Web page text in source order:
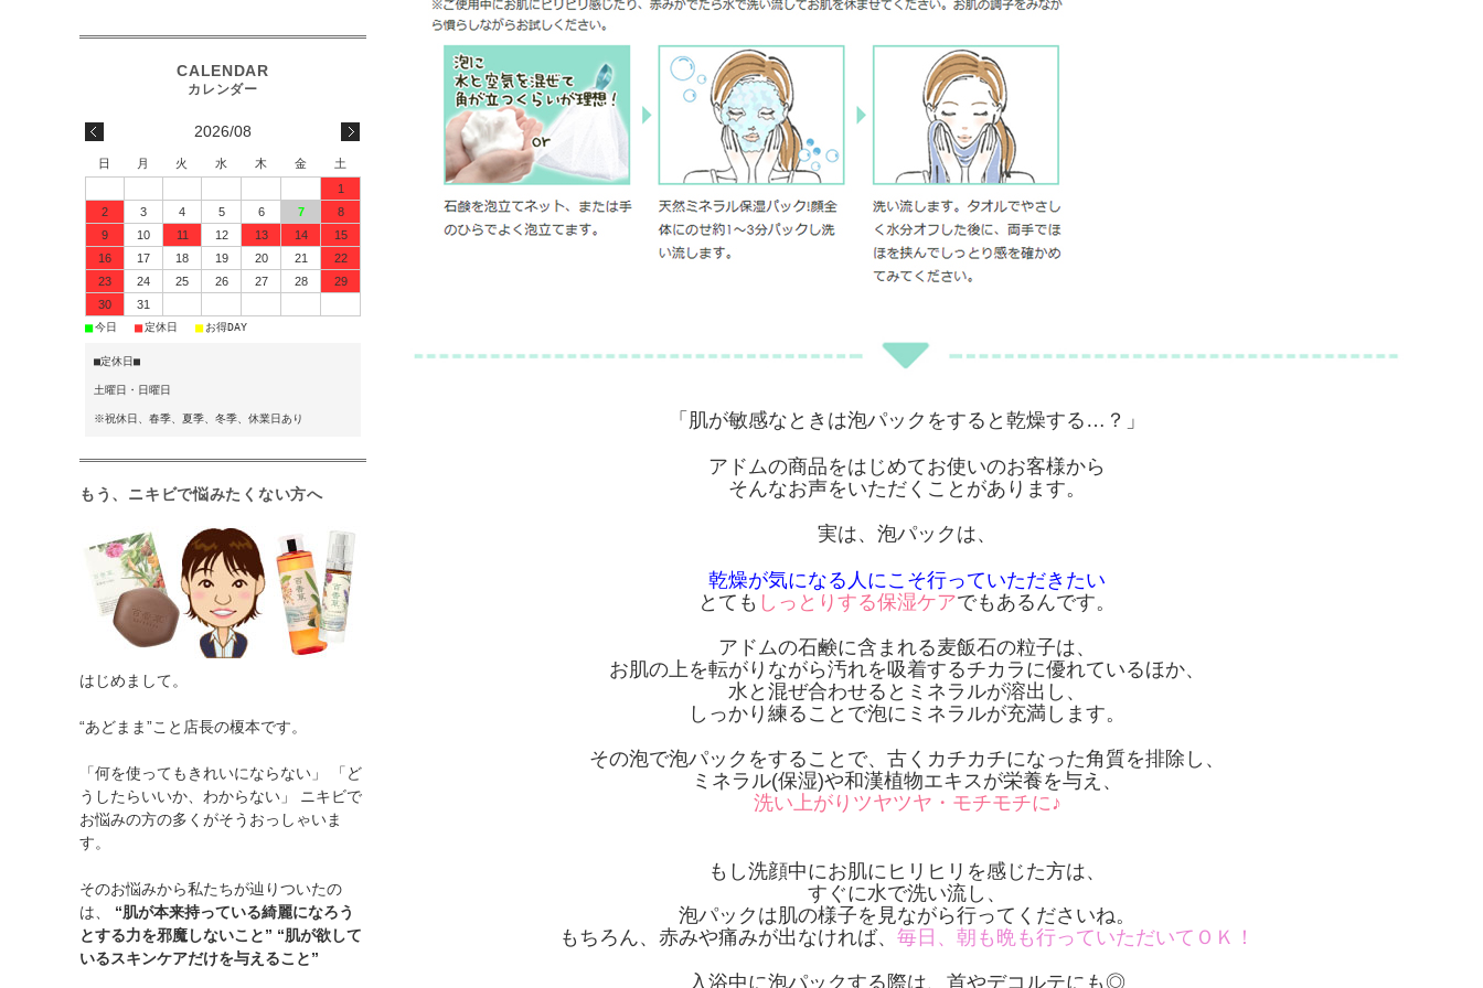
「肌が敏感なときは泡パックをすると乾燥する…？」
アドムの商品をはじめてお使いのお客様から
そんなお声をいただくことがあります。
実は、泡パックは、
乾燥が気になる人にこそ行っていただきたい
とても しっとりする保湿ケアでもあるんです。
アドムの石鹸に含まれる麦飯石の粒子は、
お肌の上を転がりながら汚れを吸着するチカラに優れているほか、
水と混ぜ合わせるとミネラルが溶出し、
しっかり練ることで泡にミネラルが充満します。
その泡で泡パックをすることで、古くカチカチになった角質を排除し、
ミネラル(保湿)や和漢植物エキスが栄養を与え、
洗い上がりツヤツヤ・モチモチに♪
もし洗顔中にお肌にヒリヒリを感じた方は、
すぐに水で洗い流し、
泡パックは肌の様子を見ながら行ってくださいね。
もちろん、赤みや痛みが出なければ、 毎日、朝も晩も行っていただいてＯＫ！
入浴中に泡パックする際は、首やデコルテにも◎
2026/08
日 月 火 水 木 金
土
1
2
3 4 5 6 7
8
9
10 11 12 13 14
15
16
17 18 19 20 21
22
23
24 25 26 27 28
29
30
31
■今日 ■定休日 ■お得DAY
■定休日■
土曜日・日曜日
※祝休日、春季、夏季、冬季、休業日あり
もう、ニキビで悩みたくない方へ
はじめまして。
“あどまま”こと店長の榎本です。
「何を使ってもきれいにならない」 「ど
うしたらいいか、わからない」 ニキビで
お悩みの方の多くがそうおっしゃいま
す。
そのお悩みから私たちが辿りついたの
は、 “肌が本来持っている綺麗になろう
とする力を邪魔しないこと” “肌が欲して
いるスキンケアだけを与えること”